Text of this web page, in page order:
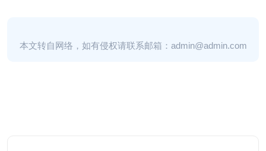
本文转自网络，如有侵权请联系邮箱：admin@admin.com